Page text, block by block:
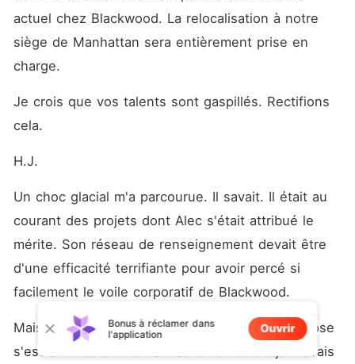
actuel chez Blackwood. La relocalisation à notre
siège de Manhattan sera entièrement prise en
charge.
Je crois que vos talents sont gaspillés. Rectifions
cela.
H.J.
Un choc glacial m'a parcourue. Il savait. Il était au
courant des projets dont Alec s'était attribué le
mérite. Son réseau de renseignement devait être
d'une efficacité terrifiante pour avoir percé si
facilement le voile corporatif de Blackwood.
Mais plus que le choc, une étincelle d'autre chose
s'est allumée en moi. Un sentiment dont je n'avais
Bonus à réclamer dans
l'application
Ouvrir